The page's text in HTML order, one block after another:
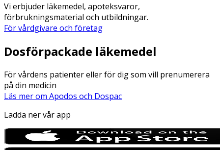
Vi erbjuder läkemedel, apoteksvaror,
förbrukningsmaterial och utbildningar.
För vårdgivare och företag
Dosförpackade läkemedel
För vårdens patienter eller för dig som vill prenumerera
på din medicin
Läs mer om Apodos och Dospac
Ladda ner vår app